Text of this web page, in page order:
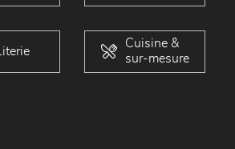
Literie
Cuisine &
sur-mesure